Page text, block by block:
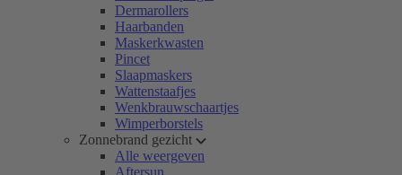
Dermarollers
Haarbanden
Maskerkwasten
Pincet
Slaapmaskers
Wattenstaafjes
Wenkbrauwschaartjes
Wimperborstels
Zonnebrand gezicht
Alle weergeven
Aftersun